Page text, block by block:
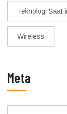
Teknologi Saat
Wireless
Meta